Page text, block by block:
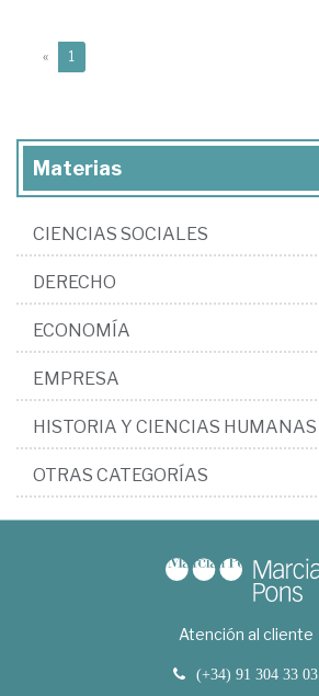
« 1
Materias
CIENCIAS SOCIALES
DERECHO
ECONOMÍA
EMPRESA
HISTORIA Y CIENCIAS HUMANAS
OTRAS CATEGORÍAS
Atención al cliente
(+34) 91 304 33 03